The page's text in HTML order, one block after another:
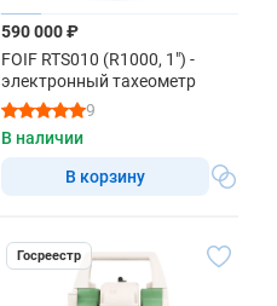
590 000 ₽
FOIF RTS010 (R1000, 1") -
электронный тахеометр
9
В наличии
В корзину
Госреестр